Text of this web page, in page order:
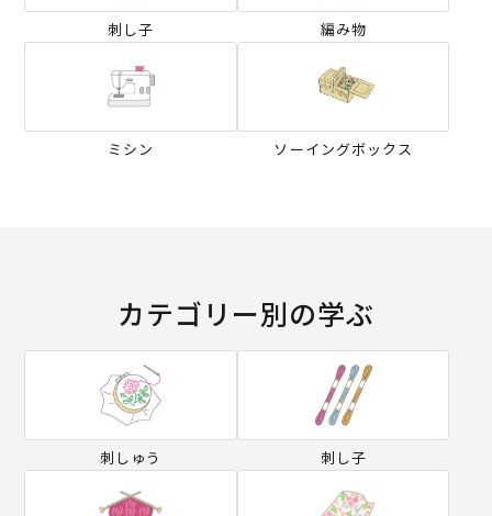
刺し子 編み物
ミシン ソーイングボックス
カテゴリー別の学ぶ
刺しゅう 刺し子